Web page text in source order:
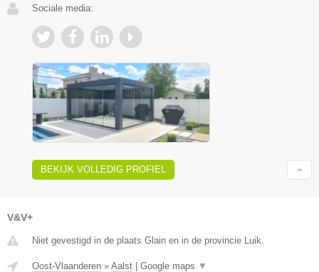
Sociale media:
BEKIJK VOLLEDIG PROFIEL
V&V+
Niet gevestigd in de plaats Glain en in de provincie Luik.
Oost-Vlaanderen » Aalst Google maps ▼